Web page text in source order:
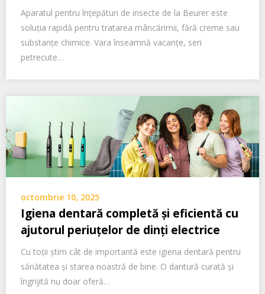
Aparatul pentru înțepături de insecte de la Beurer este
soluția rapidă pentru tratarea mâncărimii, fără creme sau
substanțe chimice. Vara înseamnă vacanțe, seri
petrecute…
octombrie 10, 2025
Igiena dentară completă și eficientă cu
ajutorul periuțelor de dinți electrice
Cu toții știm cât de importantă este igiena dentară pentru
sănătatea și starea noastră de bine. O dantură curată și
îngrijită nu doar oferă…